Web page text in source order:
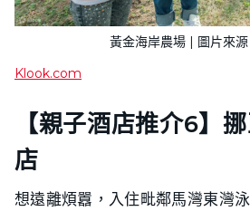
黃金海岸農場 | 圖片來
Klook.com
【親子酒店推介6】
店
想遠離煩囂，入住毗鄰馬灣東灣